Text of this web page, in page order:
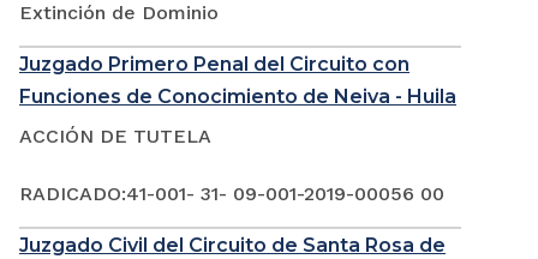
Extinción de Dominio
Juzgado Primero Penal del Circuito con
Funciones de Conocimiento de Neiva - Huila
ACCIÓN DE TUTELA
RADICADO:41-001- 31- 09-001-2019-00056 00
Juzgado Civil del Circuito de Santa Rosa de